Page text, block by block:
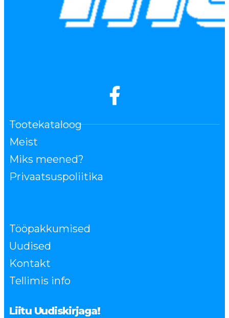
Tootekataloog
Meist
Miks meened?
Privaatsuspoliitika
Tööpakkumised
Uudised
Kontakt
Tellimis info
Liitu Uudiskirjaga!